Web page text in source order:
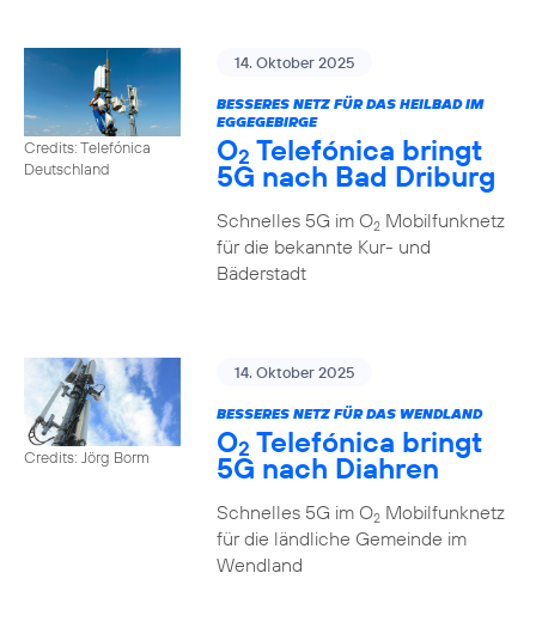
Credits: Telefónica
Deutschland
14. Oktober 2025
BESSERES NETZ FÜR DAS HEILBAD IM
EGGEGEBIRGE
O2 Telefónica bringt
5G nach Bad Driburg
Schnelles 5G im O2Mobilfunknetz
für die bekannte Kur- und
Bäderstadt
Credits: Jörg Borm
14. Oktober 2025
BESSERES NETZ FÜR DAS WENDLAND
O2 Telefónica bringt
5G nach Diahren
Schnelles 5G im O2Mobilfunknetz
für die ländliche Gemeinde im
Wendland